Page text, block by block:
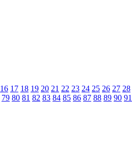
16 17 18 19 20 21 22 23 24 25 26 27 28
79 80 81 82 83 84 85 86 87 88 89 90 91